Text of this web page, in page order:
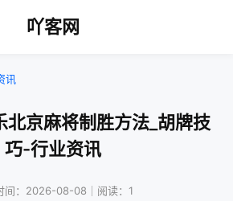
吖客网
讯
北京麻将制胜方法_胡牌技
巧-行业资讯
间：2026-08-08｜阅读：1